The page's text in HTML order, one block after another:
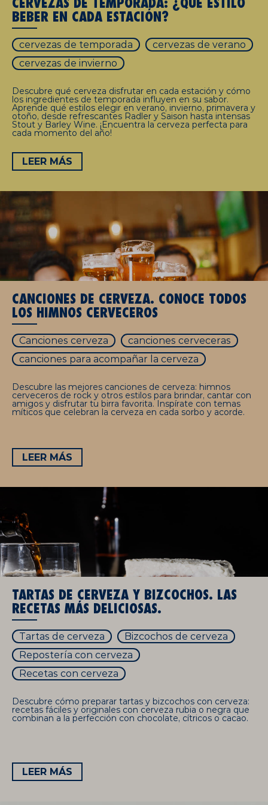
CERVEZAS DE TEMPORADA: ¿QUÉ ESTILO
BEBER EN CADA ESTACIÓN?
cervezas de temporada
cervezas de verano
cervezas de invierno
Descubre qué cerveza disfrutar en cada estación y cómo
los ingredientes de temporada influyen en su sabor.
Aprende qué estilos elegir en verano, invierno, primavera y
otoño, desde refrescantes Radler y Saison hasta intensas
Stout y Barley Wine. ¡Encuentra la cerveza perfecta para
cada momento del año!
LEER MÁS
CANCIONES DE CERVEZA. CONOCE TODOS
LOS HIMNOS CERVECEROS
Canciones cerveza
canciones cerveceras
canciones para acompañar la cerveza
Descubre las mejores canciones de cerveza: himnos
cerveceros de rock y otros estilos para brindar, cantar con
amigos y disfrutar tu birra favorita. Inspírate con temas
míticos que celebran la cerveza en cada sorbo y acorde.
LEER MÁS
TARTAS DE CERVEZA Y BIZCOCHOS. LAS
RECETAS MÁS DELICIOSAS.
Tartas de cerveza
Bizcochos de cerveza
Repostería con cerveza
Recetas con cerveza
Descubre cómo preparar tartas y bizcochos con cerveza:
recetas fáciles y originales con cerveza rubia o negra que
combinan a la perfección con chocolate, cítricos o cacao.
LEER MÁS